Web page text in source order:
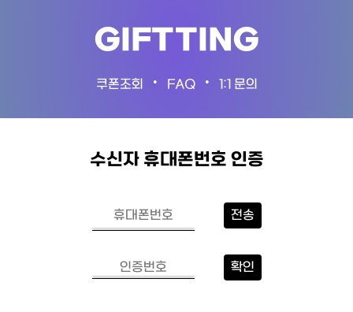
GIFTTING
쿠폰조회 • FAQ • 1:1 문의
수신자 휴대폰번호 인증
전송
확인